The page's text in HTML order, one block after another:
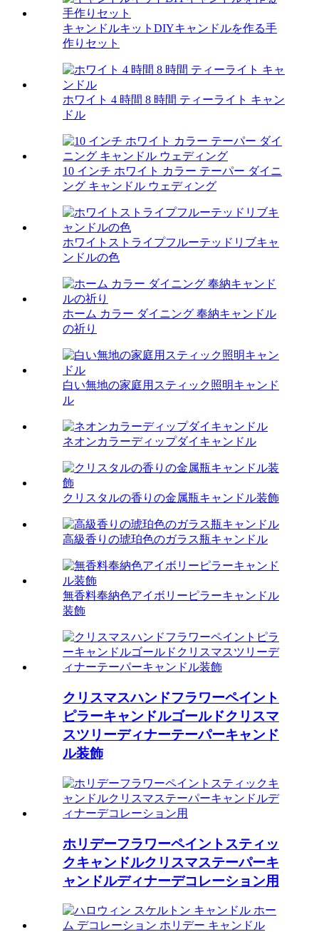
キャンドルキットDIYキャンドルを作る手
作りセット
ホワイト 4 時間 8 時間 ティーライト キャン
ドル
10 インチ ホワイト カラー テーパー ダイニ
ング キャンドル ウェディング
ホワイトストライプフルーテッドリブキャ
ンドルの色
ホーム カラー ダイニング 奉納キャンドル
の祈り
白い無地の家庭用スティック照明キャンド
ル
ネオンカラーディップダイキャンドル
クリスタルの香りの金属瓶キャンドル装飾
高級香りの琥珀色のガラス瓶キャンドル
無香料奉納色アイボリーピラーキャンドル
装飾
クリスマスハンドフラワーペイント
ピラーキャンドルゴールドクリスマ
スツリーディナーテーパーキャンド
ル装飾
ホリデーフラワーペイントスティッ
クキャンドルクリスマステーパーキ
ャンドルディナーデコレーション用